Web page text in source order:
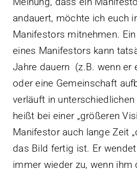
andauert, möchte ich euch
Manifestors mitnehmen.
eines Manifestors kann
Jahre dauern (z.B. wenn er
oder eine Gemeinschaft
verläuft in
heißt bei einer „größeren
Manifestor auch lange Zeit
das Bild fertig ist. Er
immer wieder zu, wenn ihm